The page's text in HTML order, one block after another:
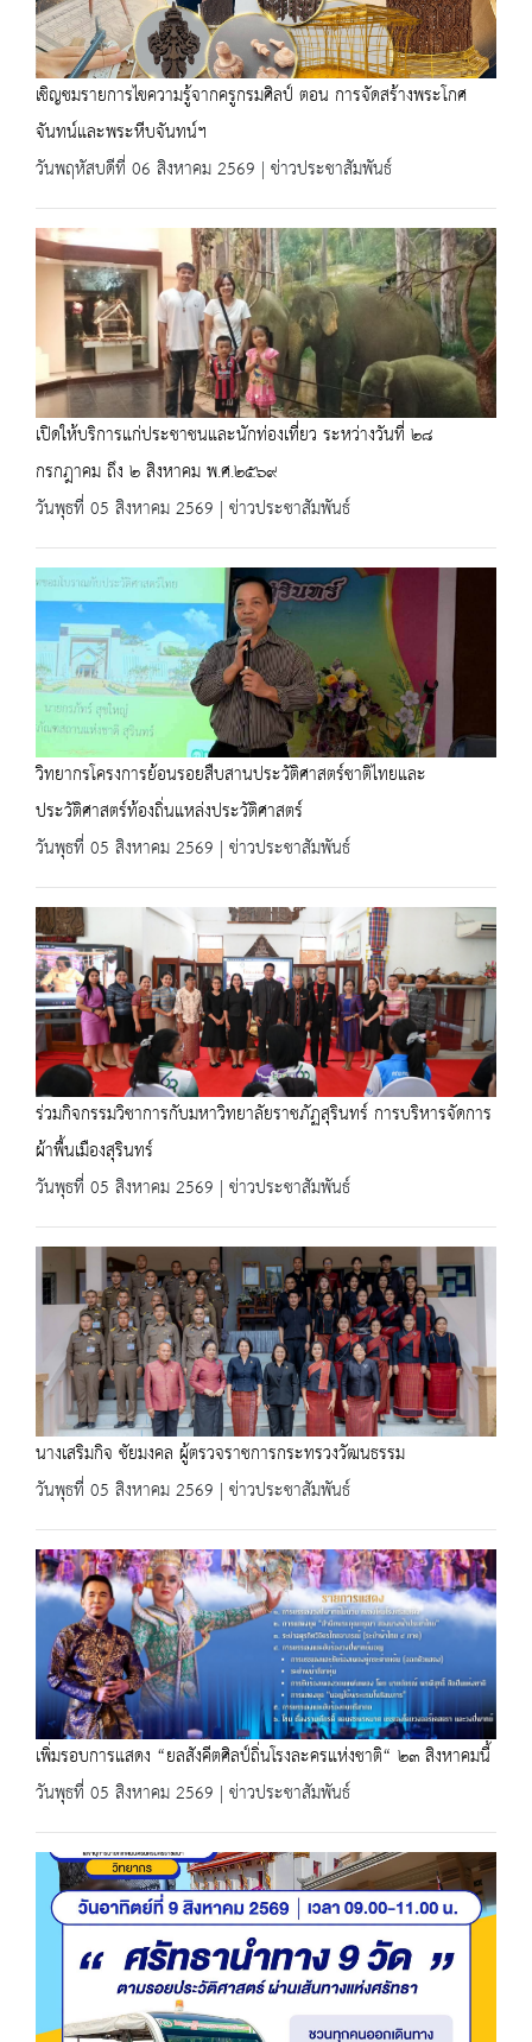
เชิญชมรายการไขความรู้จากครูกรมศิลป์ ตอน การจัดสร้างพระโกศ
จันทน์และพระหีบจันทน์ฯ
วันพฤหัสบดีที่ 06 สิงหาคม 2569 | ข่าวประชาสัมพันธ์
เปิดให้บริการแก่ประชาชนและนักท่องเที่ยว ระหว่างวันที่ ๒๘
กรกฎาคม ถึง ๒ สิงหาคม พ.ศ.๒๕๖๙
วันพุธที่ 05 สิงหาคม 2569 | ข่าวประชาสัมพันธ์
วิทยากรโครงการย้อนรอยสืบสานประวัติศาสตร์ชาติไทยและ
ประวัติศาสตร์ท้องถิ่นแหล่งประวัติศาสตร์
วันพุธที่ 05 สิงหาคม 2569 | ข่าวประชาสัมพันธ์
ร่วมกิจกรรมวิชาการกับมหาวิทยาลัยราชภัฏสุรินทร์ การบริหารจัดการ
ผ้าพื้นเมืองสุรินทร์
วันพุธที่ 05 สิงหาคม 2569 | ข่าวประชาสัมพันธ์
นางเสริมกิจ ชัยมงคล ผู้ตรวจราชการกระทรวงวัฒนธรรม
วันพุธที่ 05 สิงหาคม 2569 | ข่าวประชาสัมพันธ์
เพิ่มรอบการแสดง “ยลสังคีตศิลป์ถิ่นโรงละครแห่งชาติ“ ๒๓ สิงหาคมนี้
วันพุธที่ 05 สิงหาคม 2569 | ข่าวประชาสัมพันธ์